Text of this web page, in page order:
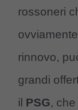
rossoneri
ovviamente
rinnovo,
grandi
il PSG,